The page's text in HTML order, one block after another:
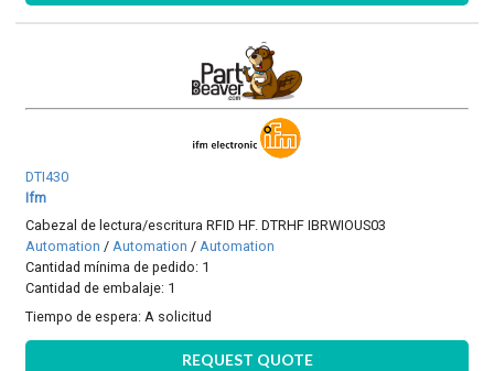
DTI430
Ifm
Cabezal de lectura/escritura RFID HF. DTRHF IBRWIOUS03
Automation /Automation /Automation
Cantidad mínima de pedido: 1
Cantidad de embalaje: 1
Tiempo de espera: A solicitud
REQUEST QUOTE